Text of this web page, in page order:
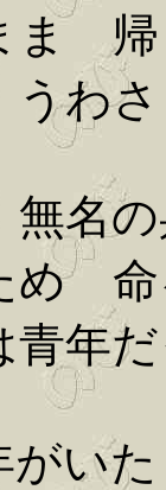
帰
わさ
名の
命
年だ
がいた